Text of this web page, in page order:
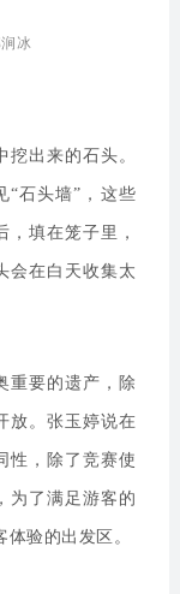
冰
出来的石头。
“石头墙”，这些
填在笼子里，
会在白天收集太
重要的遗产，除
放。张玉婷说在
性，除了竞赛使
为了满足游客的
验的出发区。